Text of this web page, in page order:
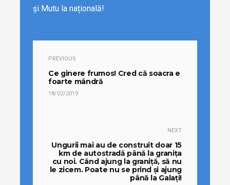
și Mutu la națională!
PREVIOUS
Ce ginere frumos! Cred că soacra e
foarte mândră
18/02/2019
NEXT
Ungurii mai au de construit doar 15
km de autostradă până la granița
cu noi. Când ajung la graniță, să nu
le zicem. Poate nu se prind și ajung
până la Galați!